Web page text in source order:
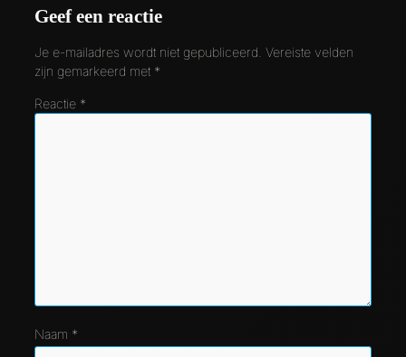
Geef een reactie
Je e-mailadres wordt niet gepubliceerd. Vereiste velden
zijn gemarkeerd met *
Reactie *
Naam *